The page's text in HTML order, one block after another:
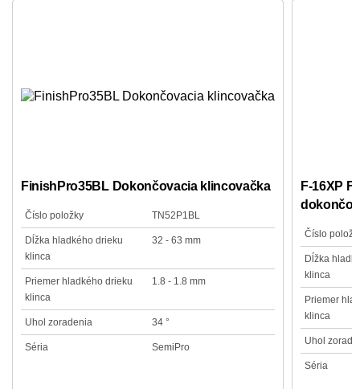
FinishPro35BL Dokončovacia klincovačka
Číslo položky TN52P1BL
Dĺžka hladkého drieku
klinca
32 - 63 mm
Priemer hladkého drieku
klinca
1.8 - 1.8 mm
Uhol zoradenia 34 °
Séria SemiPro
F-16XP
Číslo
Dĺžka
klinca
Priemer
klinca
Uhol
Séria